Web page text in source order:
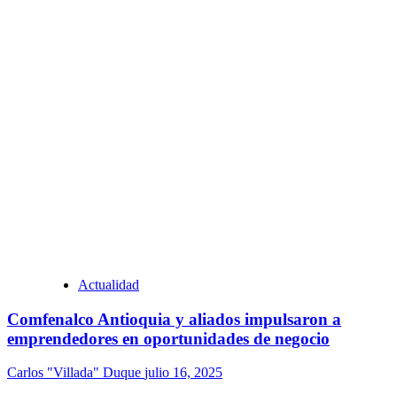
Actualidad
Comfenalco Antioquia y aliados impulsaron a
emprendedores en oportunidades de negocio
Carlos "Villada" Duque julio 16, 2025